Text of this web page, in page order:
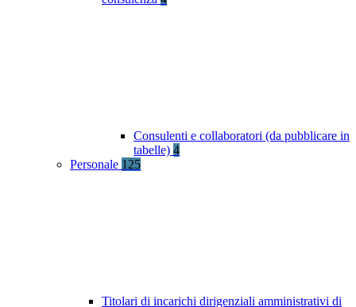
Consulenti e collaboratori (da pubblicare in
tabelle) 4
Personale 125
Titolari di incarichi dirigenziali amministrativi di